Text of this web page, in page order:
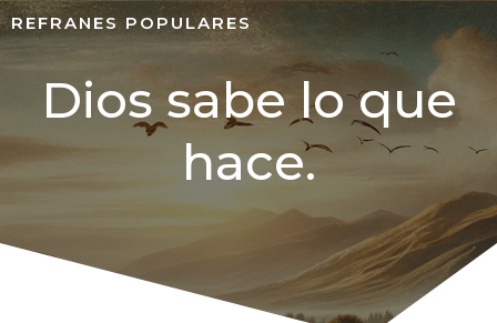
REFRANES POPULARES
Dios sabe lo que
hace.